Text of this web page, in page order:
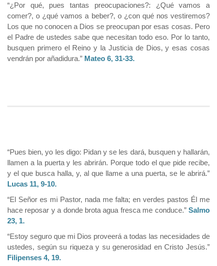
“¿Por qué, pues tantas preocupaciones?: ¿Qué vamos a
comer?, o ¿qué vamos a beber?, o ¿con qué nos vestiremos?
Los que no conocen a Dios se preocupan por esas cosas. Pero
el Padre de ustedes sabe que necesitan todo eso. Por lo tanto,
busquen primero el Reino y la Justicia de Dios, y esas cosas
vendrán por añadidura.” Mateo 6, 31-33.
“Pues bien, yo les digo: Pidan y se les dará, busquen y hallarán,
llamen a la puerta y les abrirán. Porque todo el que pide recibe,
y el que busca halla, y, al que llame a una puerta, se le abrirá.”
Lucas 11, 9-10.
“El Señor es mi Pastor, nada me falta; en verdes pastos Él me
hace reposar y a donde brota agua fresca me conduce.” Salmo
23, 1.
“Estoy seguro que mi Dios proveerá a todas las necesidades de
ustedes, según su riqueza y su generosidad en Cristo Jesús.”
Filipenses 4, 19.